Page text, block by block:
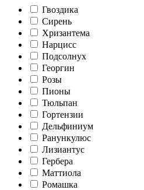
Гвоздика
Сирень
Хризантема
Нарцисс
Подсолнух
Георгин
Розы
Пионы
Тюльпан
Гортензии
Дельфиниум
Ранункулюс
Лизиантус
Гербера
Маттиола
Ромашка